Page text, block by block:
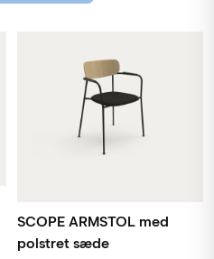
SCOPE ARMSTOL med
polstret sæde